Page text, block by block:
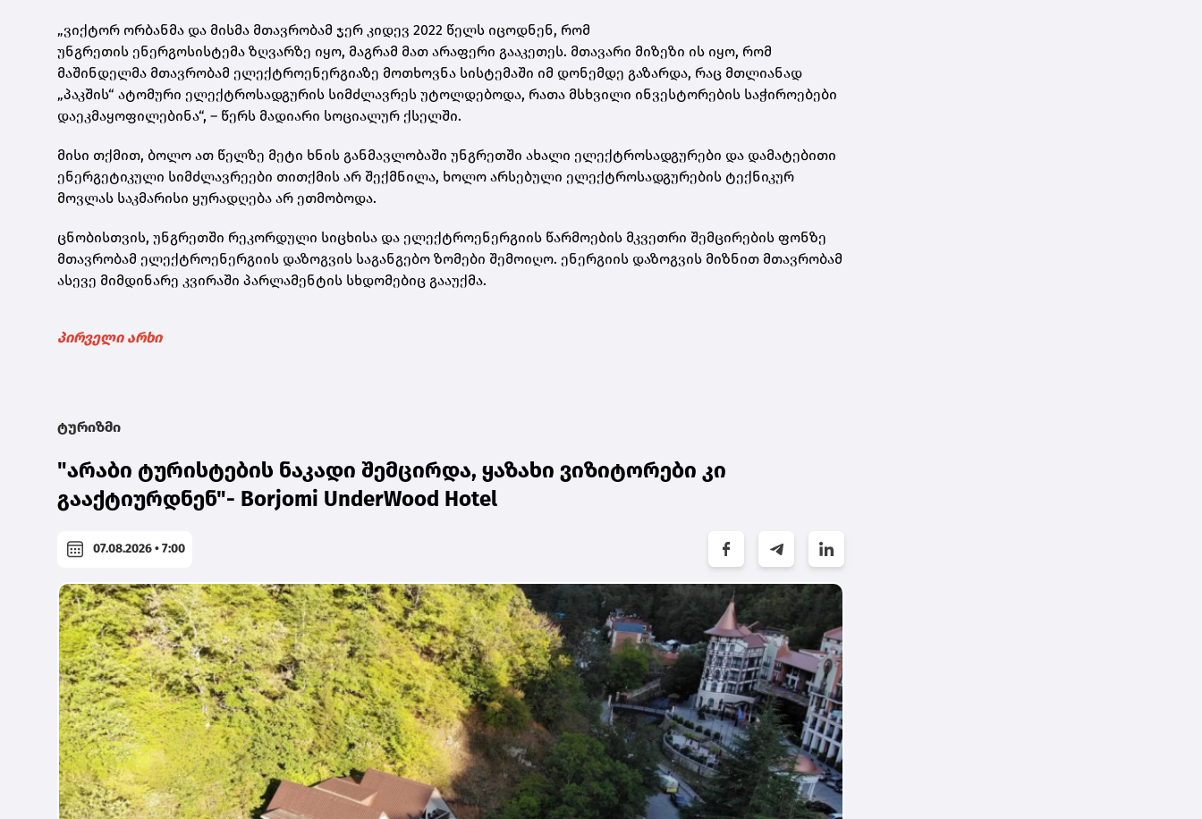
„ვიქტორ ორბანმა და მისმა მთავრობამ ჯერ კიდევ 2022 წელს იცოდნენ, რომ
უნგრეთის ენერგოსისტემა ზღვარზე იყო, მაგრამ მათ არაფერი გააკეთეს. მთავარი მიზეზი ის იყო, რომ
მაშინდელმა მთავრობამ ელექტროენერგიაზე მოთხოვნა სისტემაში იმ დონემდე გაზარდა, რაც მთლიანად
„პაკშის“ ატომური ელექტროსადგურის სიმძლავრეს უტოლდებოდა, რათა მსხვილი ინვესტორების საჭიროებები
დაეკმაყოფილებინა“, – წერს მადიარი სოციალურ ქსელში.
მისი თქმით, ბოლო ათ წელზე მეტი ხნის განმავლობაში უნგრეთში ახალი ელექტროსადგურები და დამატებითი
ენერგეტიკული სიმძლავრეები თითქმის არ შექმნილა, ხოლო არსებული ელექტროსადგურების ტექნიკურ
მოვლას საკმარისი ყურადღება არ ეთმობოდა.
ცნობისთვის, უნგრეთში რეკორდული სიცხისა და ელექტროენერგიის წარმოების მკვეთრი შემცირების ფონზე
მთავრობამ ელექტროენერგიის დაზოგვის საგანგებო ზომები შემოიღო. ენერგიის დაზოგვის მიზნით მთავრობამ
ასევე მიმდინარე კვირაში პარლამენტის სხდომებიც გააუქმა.
პირველი არხი
ტურიზმი
"არაბი ტურისტების ნაკადი შემცირდა, ყაზახი ვიზიტორები კი
გააქტიურდნენ"- Borjomi UnderWood Hotel
07.08.2026 • 7:00